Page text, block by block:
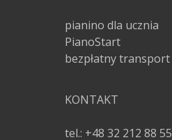
KONTAKT
tel.: +48 32 212 88 55
pianino dla ucznia
PianoStart
bezpłatny transport